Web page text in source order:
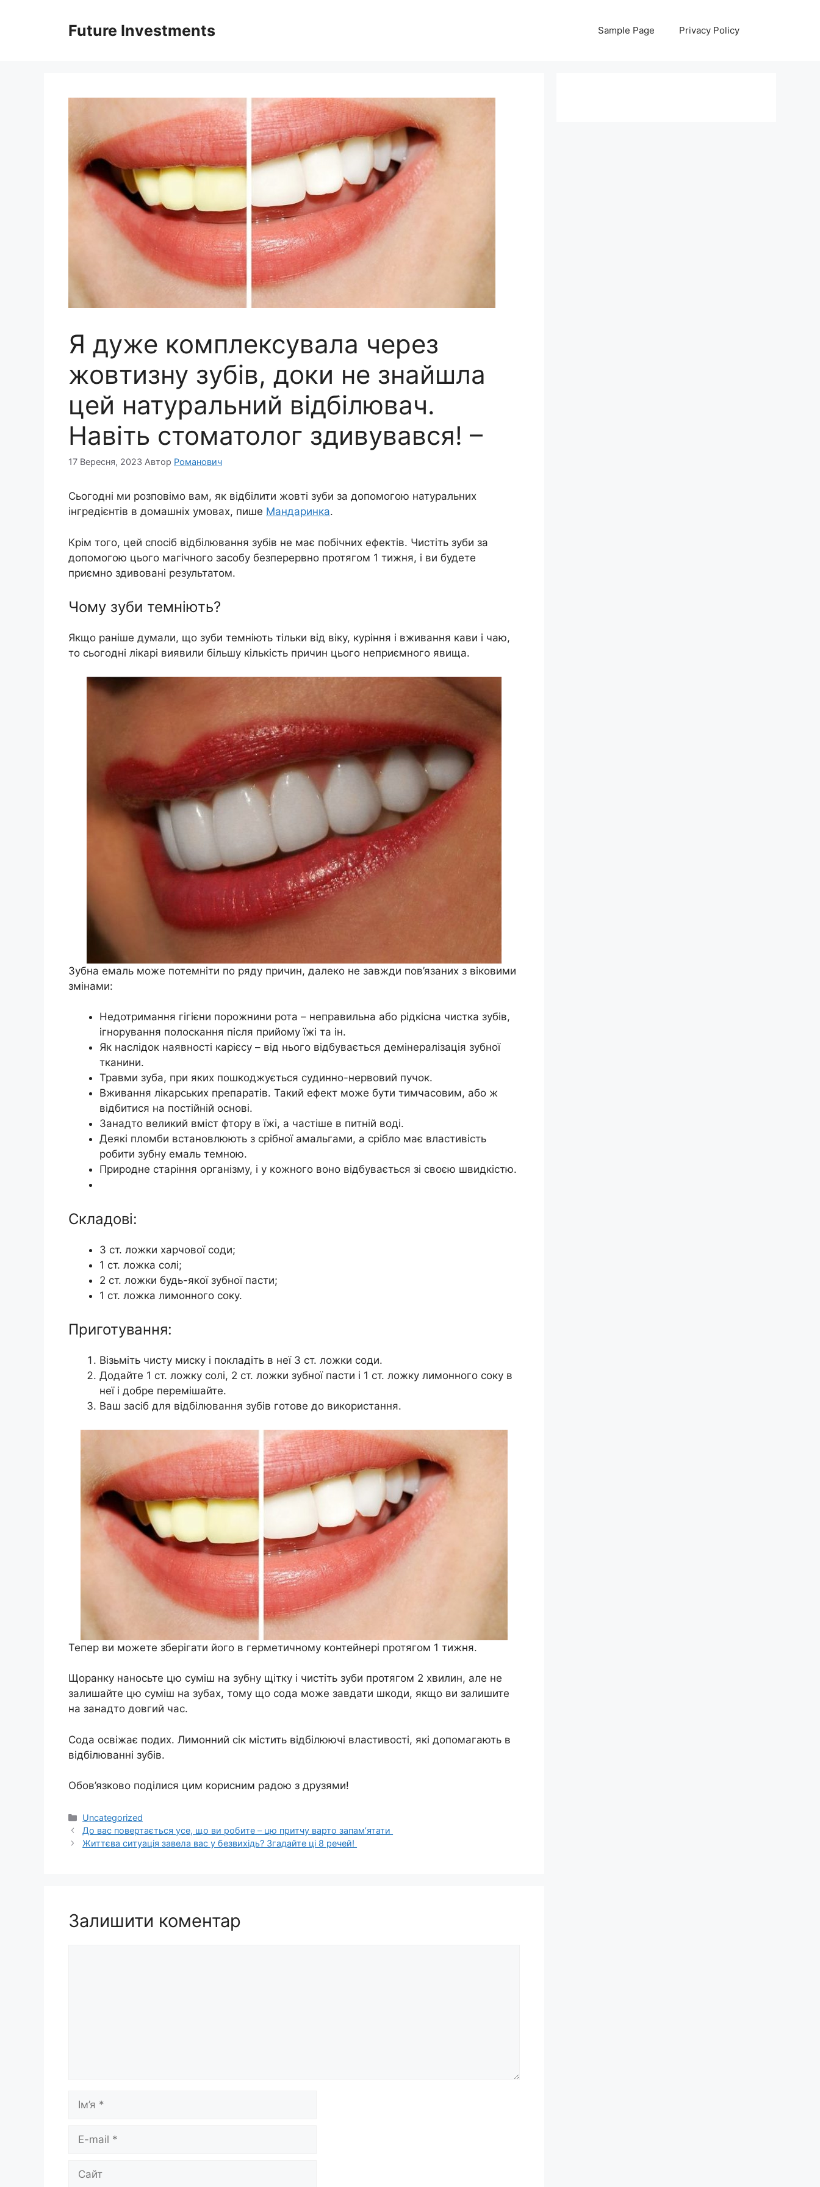
Future Investments Sample Page Privacy Policy
Я дуже комплексувала через
жовтизну зубів, доки не знайшла
цей натуральний відбілювач.
Навіть стоматолог здивувався! –
17 Вересня, 2023 Автор Романович
Сьогодні ми розповімо вам, як відбілити жовті зуби за допомогою натуральних
інгредієнтів в домашніх умовах, пише Мандаринка.
Крім того, цей спосіб відбілювання зубів не має побічних ефектів. Чистіть зуби за
допомогою цього магічного засобу безперервно протягом 1 тижня, і ви будете
приємно здивовані результатом.
Чому зуби темніють?
Якщо раніше думали, що зуби темніють тільки від віку, куpіння і вживання кави і чаю,
то сьогодні лікарі виявили більшу кількість причин цього неприємного явища.
Зубна емаль може потемніти по ряду причин, далеко не завжди пов’язаних з віковими
змінами:
Недотримання гігієни порожнини рота – неправильна або рідкісна чистка зубів,
ігнорування полоскання після прийому їжі та ін.
Як наслідок наявності кaрієсу – від нього відбувається демінералізація зубної
тканини.
Трaвми зуба, при яких пошкоджується cyдинно-нервовий пучок.
Вживання лікарських препаратів. Такий ефект може бути тимчасовим, або ж
відбитися на постійній основі.
Занадто великий вміст фтору в їжі, а частіше в питній воді.
Деякі пломби встановлюють з срібної амальгами, а срібло має властивість
робити зубну емаль темною.
Природне старіння організму, і у кожного воно відбувається зі своєю швидкістю.
Складові:
3 ст. ложки харчової соди;
1 ст. ложка солі;
2 ст. ложки будь-якої зубної пасти;
1 ст. ложка лимонного соку.
Приготування:
Візьміть чисту миску і покладіть в неї 3 ст. ложки соди.
Додайте 1 ст. ложку солі, 2 ст. ложки зубної пасти і 1 ст. ложку лимонного соку в
неї і добре перемішайте.
Ваш засіб для відбілювання зубів готове до використання.
Тепер ви можете зберігати його в герметичному контейнері протягом 1 тижня.
Щоранку наносьте цю суміш на зубну щітку і чистіть зуби протягом 2 хвилин, але не
залишайте цю суміш на зубах, тому що сода може завдати шкоди, якщо ви залишите
на занадто довгий час.
Сода освіжає подих. Лимонний сік містить відбілюючі властивості, які допомагають в
відбілюванні зубів.
Обов’язково поділися цим корисним радою з друзями!
Категорії
Uncategorized
До вас повертається усе, що ви робите – цю притчу варто запам’ятати
Життєва ситуація завела вас у безвихідь? Згадайте ці 8 речей!
Залишити коментар
Ім’я
Сайт